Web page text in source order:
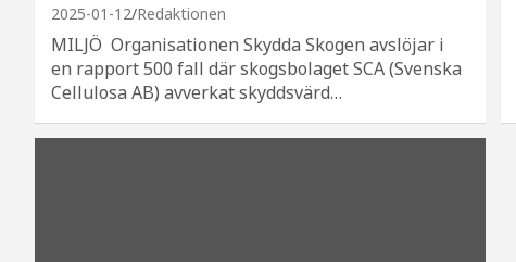
2025-01-12 Redaktionen
MILJÖ Organisationen Skydda Skogen avslöjar i
en rapport 500 fall där skogsbolaget SCA (Svenska
Cellulosa AB) avverkat skyddsvärd…